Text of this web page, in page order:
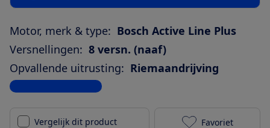
Motor, merk & type: Bosch Active Line Plus
Versnellingen: 8 versn. (naaf)
Opvallende uitrusting: Riemaandrijving
Bekijk alle specificaties
Vergelijk dit product Favoriet